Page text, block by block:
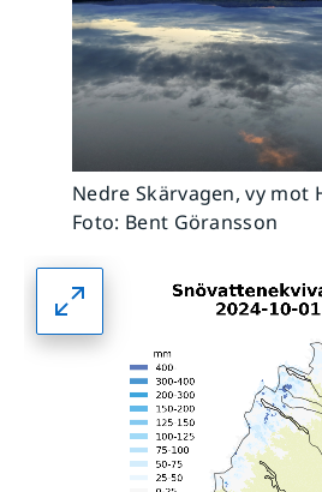
Nedre Skärvagen, vy mot
Foto: Bent Göransson